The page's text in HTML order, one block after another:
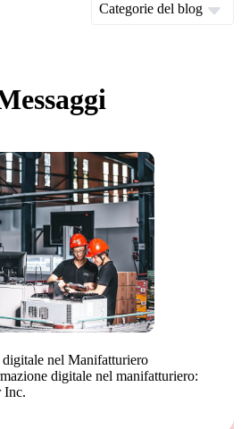
Categorie del blog
nel Manifatturiero
digitale nel manifatturiero:
Inc.